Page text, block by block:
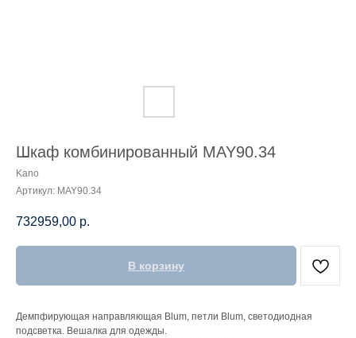
Шкаф комбинированный MAY90.34
Kano
Артикул: MAY90.34
732959,00 р.
В корзину
Демпфирующая направляющая Blum, петли Blum, светодиодная
подсветка. Вешалка для одежды.